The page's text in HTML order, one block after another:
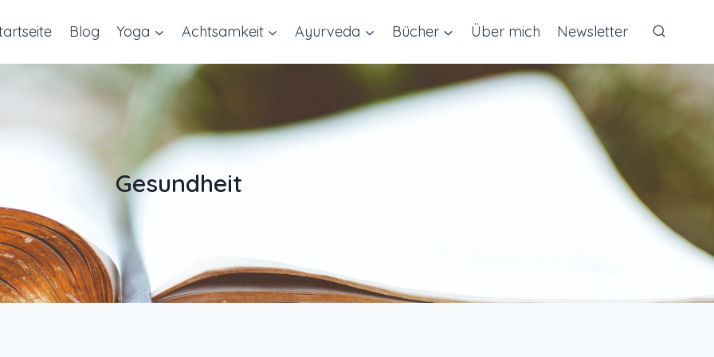
Blog Yoga Achtsamkeit Ayurveda Bücher Über mich Newsletter
Gesundheit